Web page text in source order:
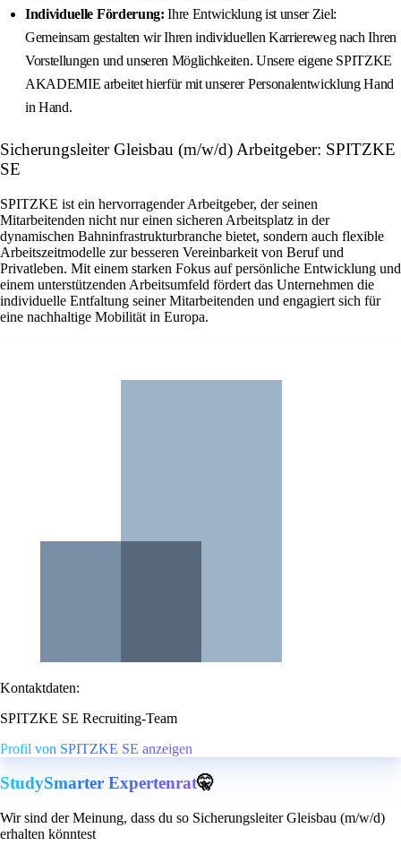
Individuelle Förderung: Ihre Entwicklung ist unser Ziel:
Gemeinsam gestalten wir Ihren individuellen Karriereweg nach Ihren
Vorstellungen und unseren Möglichkeiten. Unsere eigene SPITZKE
AKADEMIE arbeitet hierfür mit unserer Personalentwicklung Hand
in Hand.
Sicherungsleiter Gleisbau (m/w/d) Arbeitgeber: SPITZKE
SE
SPITZKE ist ein hervorragender Arbeitgeber, der seinen
Mitarbeitenden nicht nur einen sicheren Arbeitsplatz in der
dynamischen Bahninfrastrukturbranche bietet, sondern auch flexible
Arbeitszeitmodelle zur besseren Vereinbarkeit von Beruf und
Privatleben. Mit einem starken Fokus auf persönliche Entwicklung und
einem unterstützenden Arbeitsumfeld fördert das Unternehmen die
individuelle Entfaltung seiner Mitarbeitenden und engagiert sich für
eine nachhaltige Mobilität in Europa.
Kontaktdaten:
SPITZKE SE Recruiting-Team
Profil von SPITZKE SE anzeigen
StudySmarter Expertenrat🤫
Wir sind der Meinung, dass du so Sicherungsleiter Gleisbau (m/w/d)
erhalten könntest